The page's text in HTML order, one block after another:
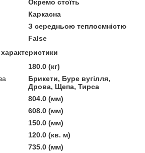
Окремо стоїть
Каркасна
З середньою теплоємністю
False
180.0 (кг)
Брикети, Буре вугілля,
Дрова, Щепа, Тирса
804.0 (мм)
608.0 (мм)
150.0 (мм)
120.0 (кв. м)
735.0 (мм)